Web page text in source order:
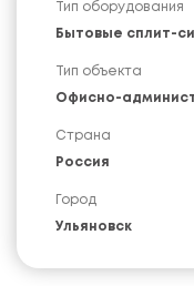
Тип оборудования
Бытовые сплит-
Тип объекта
Офисно-
Страна
Россия
Город
Ульяновск